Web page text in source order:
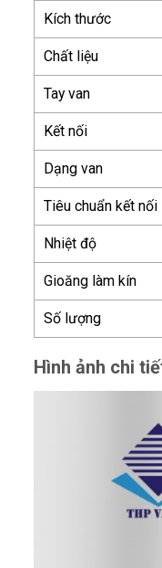
Kích thước
Chất liệu
Tay van
Kết nối
Dạng van
Tiêu chuẩn kết nối
Nhiệt độ
Gioăng làm kín
Số lượng
Hình ảnh chi